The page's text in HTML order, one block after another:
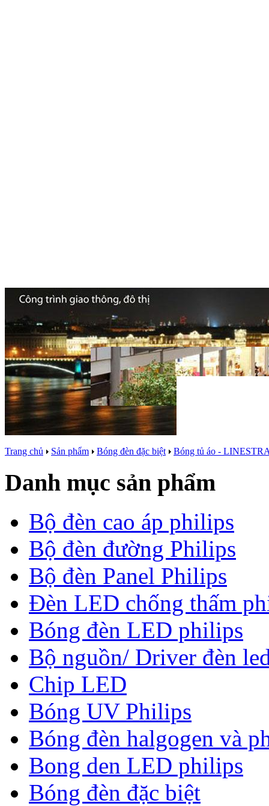
Trang chủ Sản phẩm Bóng đèn đặc biệt Bóng tủ áo -
Danh mục sản phẩm
Bộ đèn cao áp philips
Bộ đèn đường Philips
Bộ đèn Panel Philips
Đèn LED chống thấm
Bóng đèn LED philips
Bộ nguồn/ Driver đèn
Chip LED
Bóng UV Philips
Bóng đèn halgogen và
Bong den LED philips
Bóng đèn đặc biệt